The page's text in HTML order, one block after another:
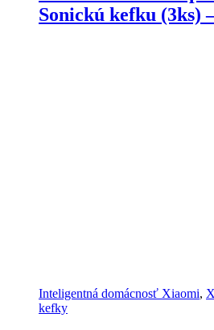
Sonickú kefku (3ks)
Inteligentná domácnosť Xiaomi,
kefky